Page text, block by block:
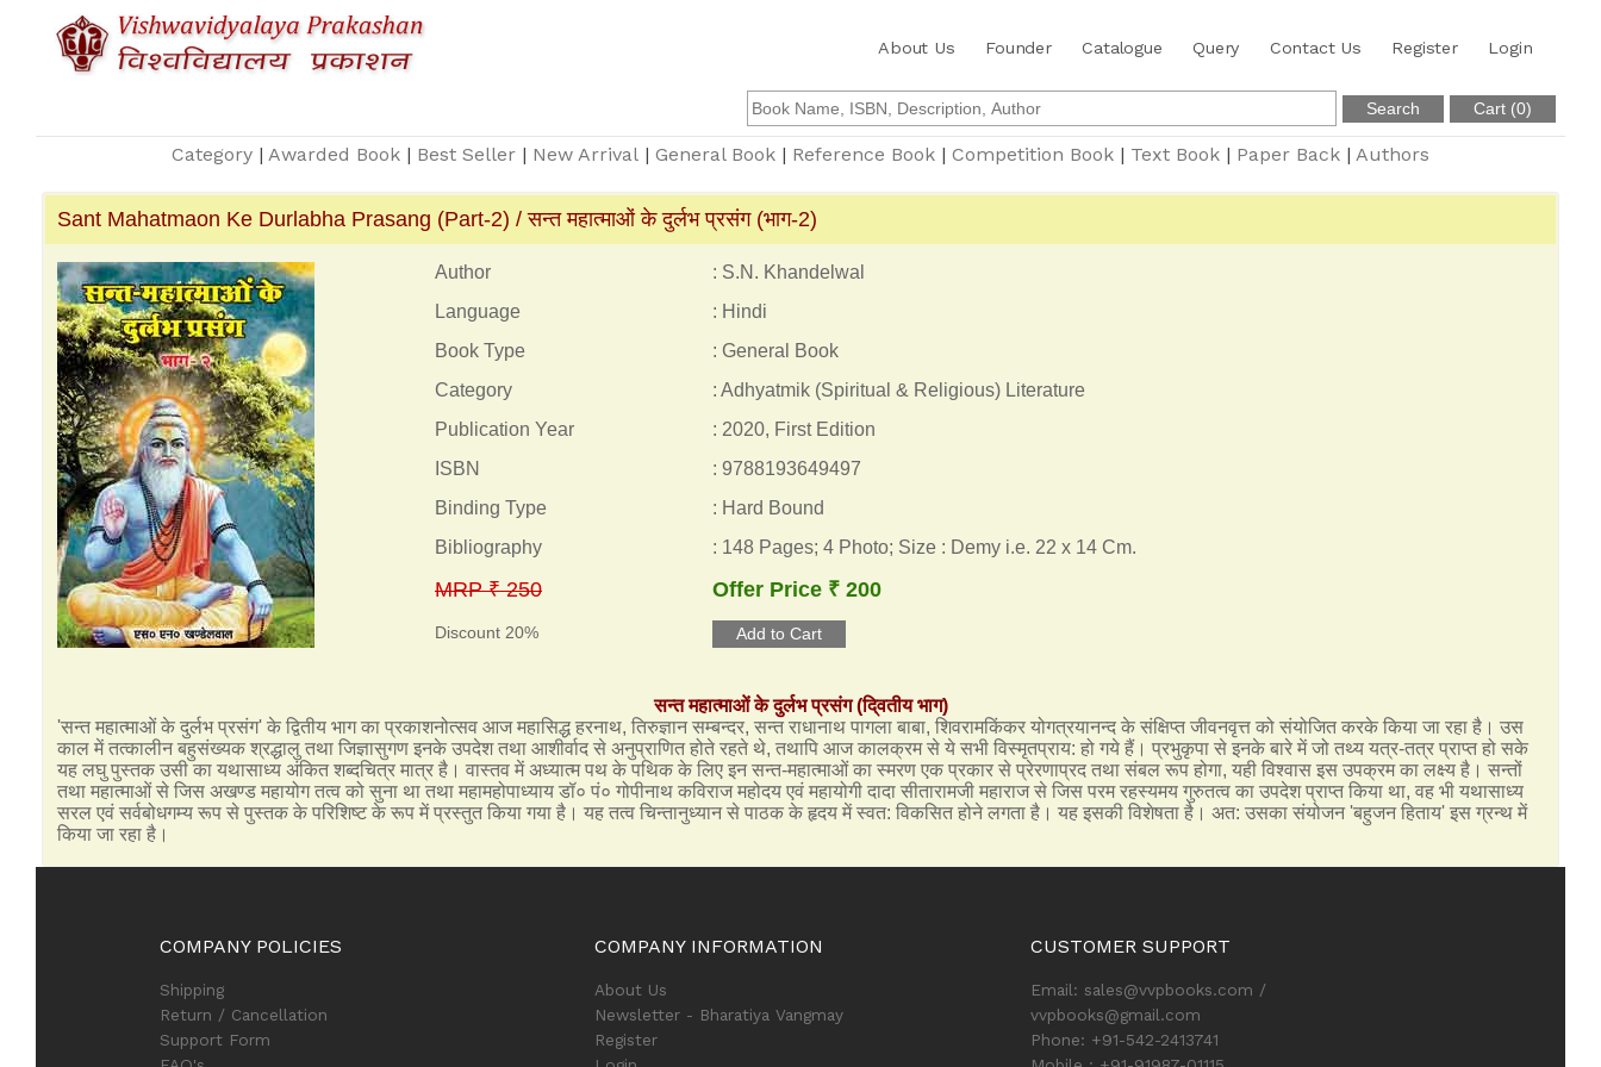
About Us Founder Catalogue Query Contact Us Register Login
Category | Awarded Book | Best Seller | New Arrival | General Book | Reference Book | Competition Book | Text Book | Paper Back | Authors
Sant Mahatmaon Ke Durlabha Prasang (Part-2) / सन्त महात्माओं के दुर्लभ प्रसंग (भाग-2)
Author
: S.N. Khandelwal
Language
: Hindi
Book Type
: General Book
Category
: Adhyatmik (Spiritual & Religious) Literature
Publication Year
: 2020, First Edition
ISBN
: 9788193649497
Binding Type
: Hard Bound
Bibliography
: 148 Pages; 4 Photo; Size : Demy i.e. 22 x 14 Cm.
MRP ₹ 250
Discount 20%
Offer Price ₹ 200
सन्त महात्माओं के दुर्लभ प्रसंग (दि्वतीय भाग)
'सन्त महात्माओं के दुर्लभ प्रसंग' के द्वितीय भाग का प्रकाशनोत्सव आज महासिद्ध हरनाथ, तिरुज्ञान सम्बन्दर, सन्त राधानाथ पागला बाबा, शिवरामकिंकर योगत्रयानन्द के संक्षिप्त जीवनवृत्त को संयोजित करके किया जा रहा है। उस
काल में तत्कालीन बहुसंख्यक श्रद्धालु तथा जिज्ञासुगण इनके उपदेश तथा आशीर्वाद से अनुप्राणित होते रहते थे, तथापि आज कालक्रम से ये सभी विस्मृतप्राय: हो गये हैं। प्रभुकृपा से इनके बारे में जो तथ्य यत्र-तत्र प्राप्त हो सके
यह लघु पुस्तक उसी का यथासाध्य अंकित शब्दचित्र मात्र है। वास्तव में अध्यात्म पथ के पथिक के लिए इन सन्त-महात्माओं का स्मरण एक प्रकार से प्रेरणाप्रद तथा संबल रूप होगा, यही विश्वास इस उपक्रम का लक्ष्य है। सन्तों
तथा महात्माओं से जिस अखण्ड महायोग तत्व को सुना था तथा महामहोपाध्याय डॉ० पं० गोपीनाथ कविराज महोदय एवं महायोगी दादा सीतारामजी महाराज से जिस परम रहस्यमय गुरुतत्व का उपदेश प्राप्त किया था, वह भी यथासाध्य
सरल एवं सर्वबोधगम्य रूप से पुस्तक के परिशिष्ट के रूप में प्रस्तुत किया गया है। यह तत्व चिन्तानुध्यान से पाठक के हृदय में स्वत: विकसित होने लगता है। यह इसकी विशेषता है। अत: उसका संयोजन 'बहुजन हिताय' इस ग्रन्थ में
किया जा रहा है।
COMPANY POLICIES
Shipping
Return / Cancellation
Support Form
COMPANY INFORMATION
About Us
Newsletter - Bharatiya Vangmay
Register
CUSTOMER SUPPORT
Email: sales@vvpbooks.com /
vvpbooks@gmail.com
Phone: +91-542-2413741